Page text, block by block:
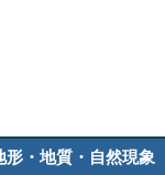
形・地質・自然現象